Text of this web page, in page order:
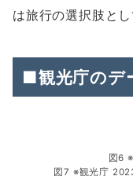
は旅行の選択肢と
■観光庁のデ
図6
図7 ※観光庁